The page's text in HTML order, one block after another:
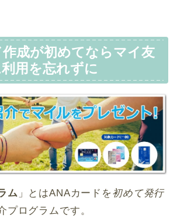
成が初めてならマイ友
用を忘れずに
ム 」とはANAカードを初めて発行
プログラムです。